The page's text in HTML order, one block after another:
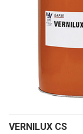
VERNILUX CS